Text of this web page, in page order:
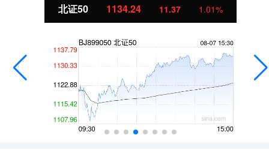
北证50 1134.24 11.37 1.01%